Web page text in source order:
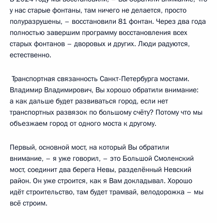
у нас старые фонтаны, там ничего не делается, просто
полуразрушены, – восстановили 81 фонтан. Через два года
полностью завершим программу восстановления всех
старых фонтанов – дворовых и других. Люди радуются,
естественно.
Транспортная связанность Санкт-Петербурга мостами.
Владимир Владимирович, Вы хорошо обратили внимание:
а как дальше будет развиваться город, если нет
транспортных развязок по большому счёту? Потому что мы
объезжаем город от одного моста к другому.
Первый, основной мост, на который Вы обратили
внимание, – я уже говорил, – это Большой Смоленский
мост, соединит два берега Невы, разделённый Невский
район. Он уже строится, как я Вам докладывал. Хорошо
идёт строительство, там будет трамвай, велодорожка – мы
всё строим.